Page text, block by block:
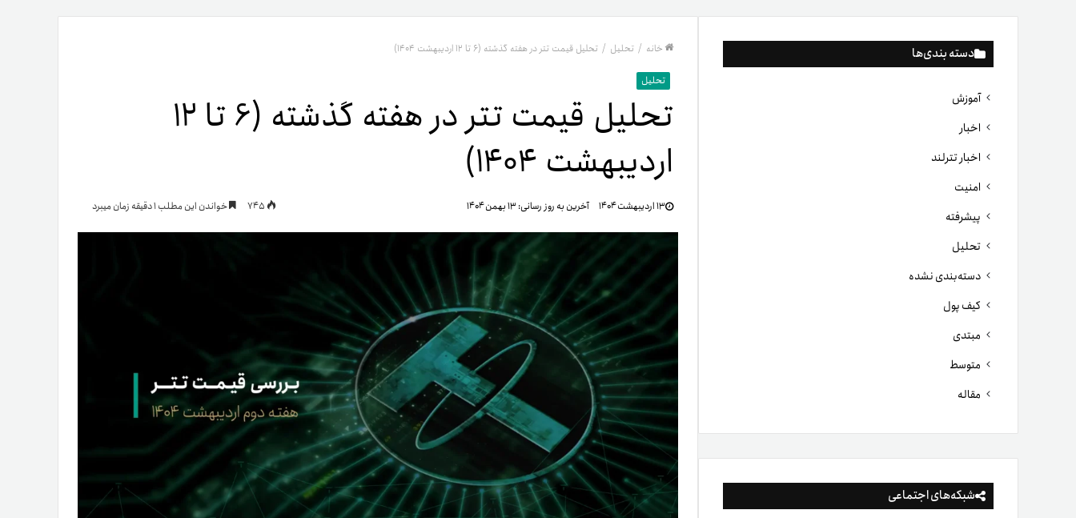
سرمایه‌گذاری آسان
مهر تترلند
حساب‌های بانکی
دسته بندی‌ها
آموزش
اخبار
اخبار تترلند
امنیت
پیشرفته
تحلیل
دسته‌بندی نشده
کیف پول
مبتدی
متوسط
مقاله
شبکه‌های اجتماعی
خانه / تحلیل / تحلیل قیمت تتر در هفته گذشته (۶ تا ۱۲ اردیبهشت ۱۴۰۴)
تحلیل
تحلیل قیمت تتر در هفته گذشته (۶ تا ۱۲
اردیبهشت ۱۴۰۴)
۱۳ اردیبهشت ۱۴۰۴ آخرین به روز رسانی:۱۳ بهمن ۱۴۰۴ خواندن این مطلب 1 دقیقه زمان میبرد